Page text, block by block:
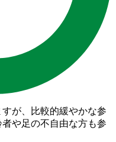
が、比較的緩やかな参
や足の不自由な方も参